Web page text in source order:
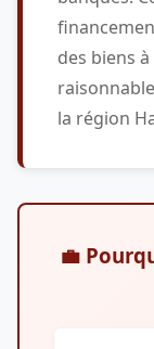
des biens
la région
💼